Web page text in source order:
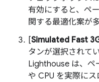
有効にすると、ペ
関する最適化案が
[Simulated Fast
タンが選択されて
Lighthouse は、ペ
や CPU を実際に